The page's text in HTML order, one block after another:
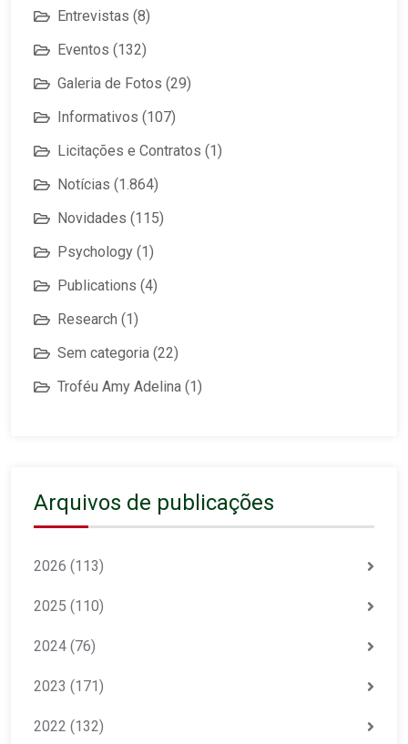
Entrevistas (8)
Eventos (132)
Galeria de Fotos (29)
Informativos (107)
Licitações e Contratos (1)
Notícias (1.864)
Novidades (115)
Psychology (1)
Publications (4)
Research (1)
Sem categoria (22)
Troféu Amy Adelina (1)
Arquivos de publicações
2026 (113)
2025 (110)
2024 (76)
2023 (171)
2022 (132)